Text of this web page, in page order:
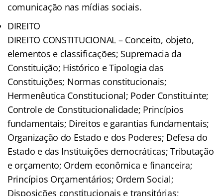
comunicação nas mídias sociais.
DIREITO
DIREITO CONSTITUCIONAL – Conceito, objeto,
elementos e classificações; Supremacia da
Constituição; Histórico e Tipologia das
Constituições; Normas constitucionais;
Hermenêutica Constitucional; Poder Constituinte;
Controle de Constitucionalidade; Princípios
fundamentais; Direitos e garantias fundamentais;
Organização do Estado e dos Poderes; Defesa do
Estado e das Instituições democráticas; Tributação
e orçamento; Ordem econômica e financeira;
Princípios Orçamentários; Ordem Social;
Disposições constitucionais e transitórias;